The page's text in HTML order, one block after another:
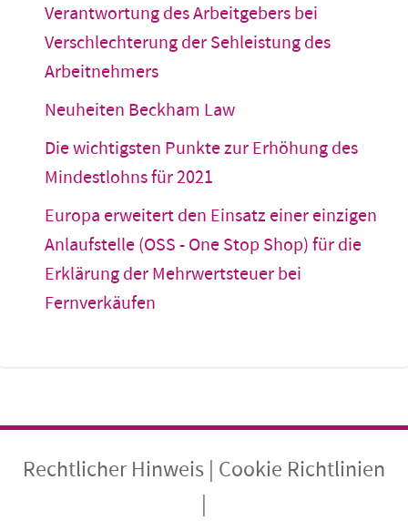
Verantwortung des Arbeitgebers bei
Verschlechterung der Sehleistung des
Arbeitnehmers
Neuheiten Beckham Law
Die wichtigsten Punkte zur Erhöhung des
Mindestlohns für 2021
Europa erweitert den Einsatz einer einzigen
Anlaufstelle (OSS - One Stop Shop) für die
Erklärung der Mehrwertsteuer bei
Fernverkäufen
Rechtlicher Hinweis
Cookie Richtlinien